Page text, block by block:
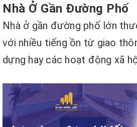
Nhà Ở Gần Đường Phố
Nhà ở gần đường phố lớn
với nhiều tiếng ồn từ giao
dựng hay các hoạt động xã